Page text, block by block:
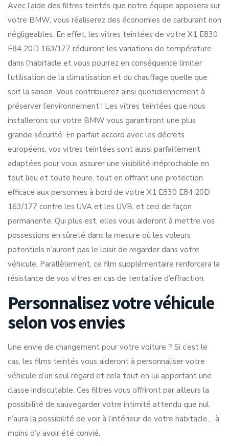
Avec l’aide des filtres teintés que notre équipe apposera sur
votre BMW, vous réaliserez des économies de carburant non
négligeables. En effet, les vitres teintées de votre X1 E830
E84 20D 163/177 réduiront les variations de température
dans l’habitacle et vous pourrez en conséquence limiter
l’utilisation de la climatisation et du chauffage quelle que
soit la saison. Vous contribuerez ainsi quotidiennement à
préserver l’environnement ! Les vitres teintées que nous
installerons sur votre BMW vous garantiront une plus
grande sécurité. En parfait accord avec les décrets
européens, vos vitres teintées sont aussi parfaitement
adaptées pour vous assurer une visibilité irréprochable en
tout lieu et toute heure, tout en offrant une protection
efficace aux personnes à bord de votre X1 E830 E84 20D
163/177 contre les UVA et les UVB, et ceci de façon
permanente. Qui plus est, elles vous aideront à mettre vos
possessions en sûreté dans la mesure où les voleurs
potentiels n’auront pas le loisir de regarder dans votre
véhicule. Parallèlement, ce film supplémentaire renforcera la
résistance de vos vitres en cas de tentative d’effraction.
Personnalisez votre véhicule
selon vos envies
Une envie de changement pour votre voiture ? Si c’est le
cas, les films teintés vous aideront à personnaliser votre
véhicule d’un seul regard et cela tout en lui apportant une
classe indiscutable. Ces filtres vous offriront par ailleurs la
possibilité de sauvegarder votre intimité attendu que nul
n’aura la possibilité de voir à l’intérieur de votre habitacle… à
moins d’y avoir été convié.